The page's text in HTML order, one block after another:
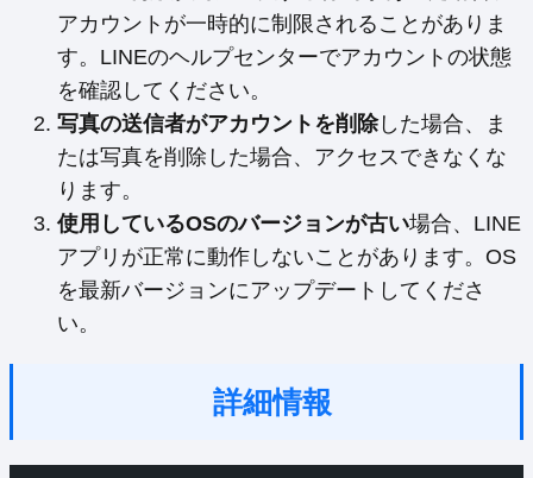
アカウントが一時的に制限されることがありま
す。LINEのヘルプセンターでアカウントの状態
を確認してください。
写真の送信者がアカウントを削除した場合、ま
たは写真を削除した場合、アクセスできなくな
ります。
使用しているOSのバージョンが古い場合、LINE
アプリが正常に動作しないことがあります。OS
を最新バージョンにアップデートしてくださ
い。
詳細情報